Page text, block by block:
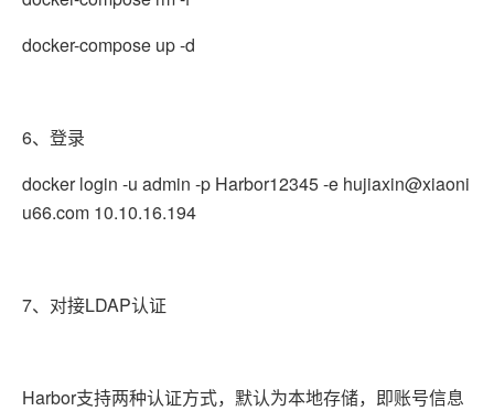
docker-compose up -d
6、登录
docker login -u admin -p Harbor12345 -e hujiaxin@xiaoni
u66.com 10.10.16.194
7、对接LDAP认证
Harbor支持两种认证方式，默认为本地存储，即账号信息